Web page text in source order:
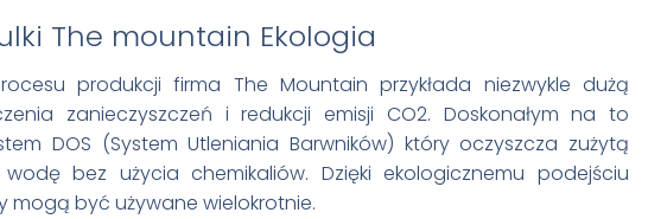
Ekologia
produkcji firma The Mountain przykłada niezwykle dużą
zanieczyszczeń i redukcji emisji CO2. Doskonałym na to
DOS (System Utleniania Barwników) który oczyszcza zużytą
bez użycia chemikaliów. Dzięki ekologicznemu podejściu
mogą być używane wielokrotnie.